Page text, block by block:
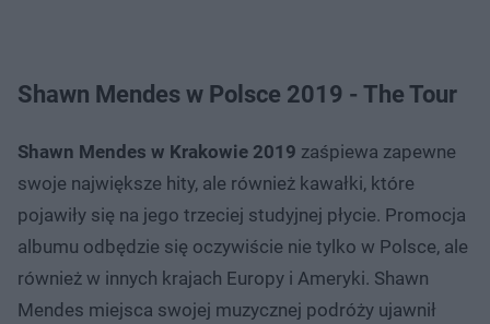
Shawn Mendes w Polsce 2019 - The Tour
Shawn Mendes w Krakowie 2019 zaśpiewa zapewne
swoje największe hity, ale również kawałki, które
pojawiły się na jego trzeciej studyjnej płycie. Promocja
albumu odbędzie się oczywiście nie tylko w Polsce, ale
również w innych krajach Europy i Ameryki. Shawn
Mendes miejsca swojej muzycznej podróży ujawnił